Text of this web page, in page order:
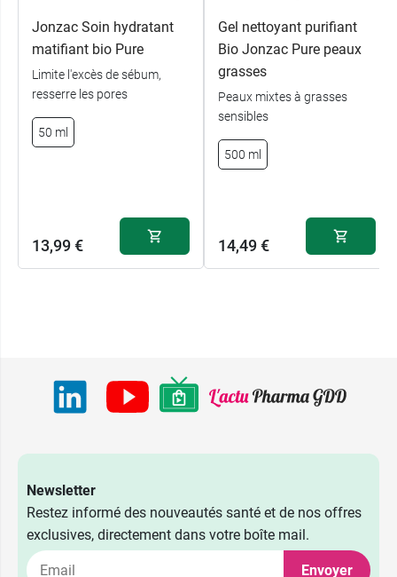
Jonzac Soin hydratant
matifiant bio Pure
Limite l'excès de sébum,
resserre les pores
50 ml
13,99 €
Gel nettoyant purifiant
Bio Jonzac Pure peaux
grasses
Peaux mixtes à grasses
sensibles
500 ml
14,49 €
Newsletter
Restez informé des nouveautés santé et de nos offres
exclusives, directement dans votre boîte mail.
Envoyer